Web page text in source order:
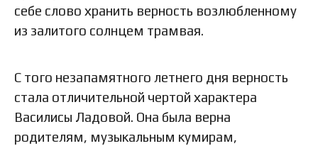
себе слово хранить верность возлюбленному
из залитого солнцем трамвая.
С того незапамятного летнего дня верность
стала отличительной чертой характера
Василисы Ладовой. Она была верна
родителям, музыкальным кумирам,